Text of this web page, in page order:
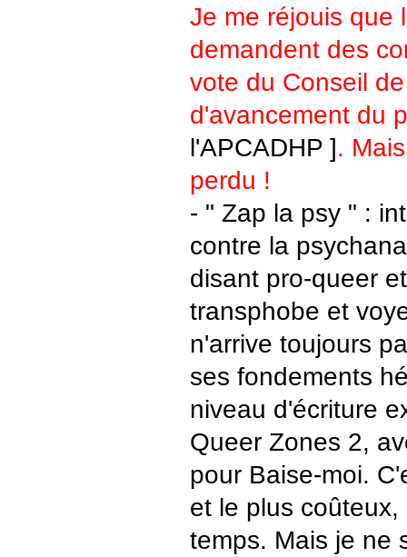
Je me réjouis que
demandent des
vote du Conseil
d'avancement du
l'APCADHP ].
perdu !
- " Zap la psy " :
contre la
disant pro-queer
transphobe et
n'arrive toujours
ses fondements
niveau d'écriture
Queer Zones 2,
pour Baise-moi.
et le plus
temps. Mais je ne